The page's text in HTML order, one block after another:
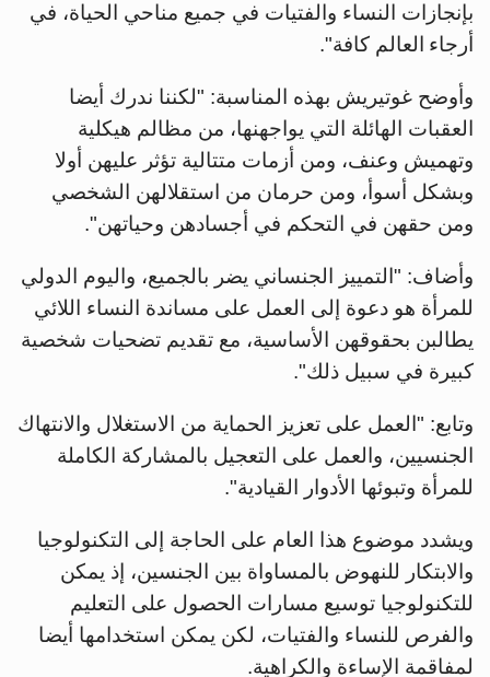
بإنجازات النساء والفتيات في جميع مناحي الحياة، في
أرجاء العالم كافة".
وأوضح غوتيريش بهذه المناسبة: "لكننا ندرك أيضا
العقبات الهائلة التي يواجهنها، من مظالم هيكلية
وتهميش وعنف، ومن أزمات متتالية تؤثر عليهن أولا
وبشكل أسوأ، ومن حرمان من استقلالهن الشخصي
ومن حقهن في التحكم في أجسادهن وحياتهن".
وأضاف: "التمييز الجنساني يضر بالجميع، واليوم الدولي
للمرأة هو دعوة إلى العمل على مساندة النساء اللائي
يطالبن بحقوقهن الأساسية، مع تقديم تضحيات شخصية
كبيرة في سبيل ذلك".
وتابع: "العمل على تعزيز الحماية من الاستغلال والانتهاك
الجنسيين، والعمل على التعجيل بالمشاركة الكاملة
للمرأة وتبوئها الأدوار القيادية".
ويشدد موضوع هذا العام على الحاجة إلى التكنولوجيا
والابتكار للنهوض بالمساواة بين الجنسين، إذ يمكن
للتكنولوجيا توسيع مسارات الحصول على التعليم
والفرص للنساء والفتيات، لكن يمكن استخدامها أيضا
لمفاقمة الإساءة والكراهية.